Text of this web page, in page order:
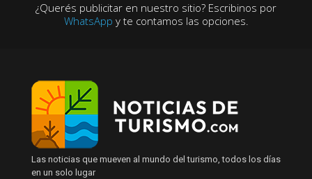
¿Querés publicitar en nuestro sitio? Escribinos por
WhatsApp y te contamos las opciones.
Las noticias que mueven al mundo del turismo, todos los días
en un solo lugar